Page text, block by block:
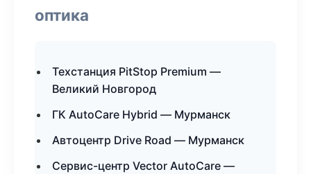
оптика
Техстанция PitStop Premium —
Великий Новгород
ГК AutoCare Hybrid — Мурманск
Автоцентр Drive Road — Мурманск
Сервис-центр Vector AutoCare —